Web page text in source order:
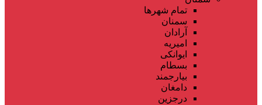
تمام شهر‌ها
سمنان
آرادان
امیریه
ایوانکی
بسطام
بیارجمند
دامغان
درجزین